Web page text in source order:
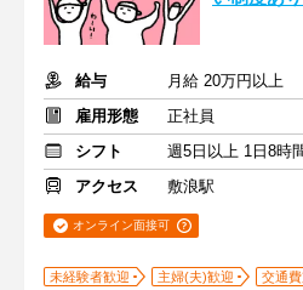
給与
月給 20万円以上
雇用形態
正社員
シフト
週5日以上 1日8時
アクセス
敷浪駅
オンライン面接可
未経験者歓迎 主婦(夫)歓迎
交通